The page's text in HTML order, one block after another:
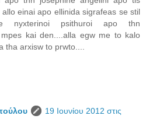
einai apo ellinida sigrafeas se stil
nyxterinoi psithuroi apo thn
kai den....alla egw me to kalo
arxisw to prwto....
19 Ιουνίου 2012 στις